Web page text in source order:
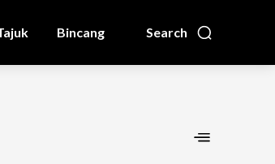
Search
Bincang